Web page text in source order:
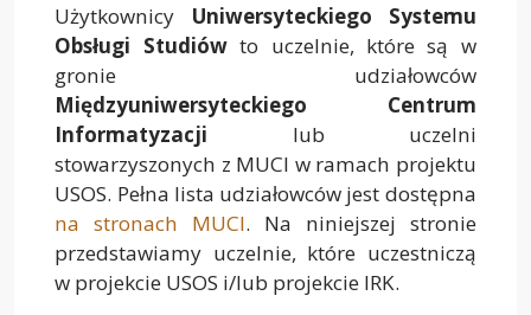
Użytkownicy Uniwersyteckiego Systemu
Obsługi Studiówto uczelnie, które są w
gronie udziałowców
Międzyuniwersyteckiego Centrum
Informatyzacji lub uczelni
stowarzyszonych z MUCI w ramach projektu
USOS. Pełna lista udziałowców jest dostępna
na stronach MUCI. Na niniejszej stronie
przedstawiamy uczelnie, które uczestniczą
w projekcie USOS i/lub projekcie IRK.